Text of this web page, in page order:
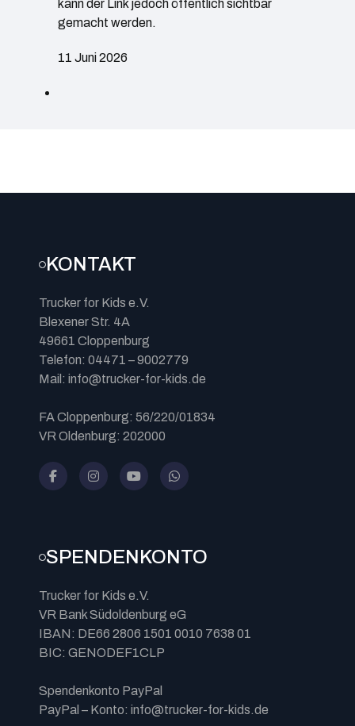
kann der Link jedoch öffentlich sichtbar
gemacht werden.
11 Juni 2026
KONTAKT
Trucker for Kids e.V.
Blexener Str. 4A
49661 Cloppenburg
Telefon: 04471 – 9002779
Mail: info@trucker-for-kids.de
FA Cloppenburg: 56/220/01834
VR Oldenburg: 202000
SPENDENKONTO
Trucker for Kids e.V.
VR Bank Südoldenburg eG
IBAN: DE66 2806 1501 0010 7638 01
BIC: GENODEF1CLP
Spendenkonto PayPal
PayPal – Konto: info@trucker-for-kids.de